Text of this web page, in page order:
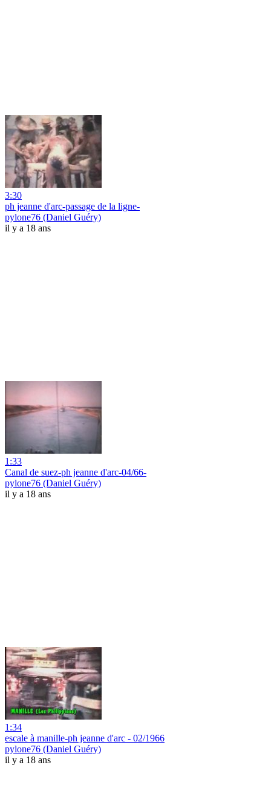
3:30
ph jeanne d'arc-passage de la ligne-
pylone76 (Daniel Guéry)
il y a 18 ans
1:33
Canal de suez-ph jeanne d'arc-04/66-
pylone76 (Daniel Guéry)
il y a 18 ans
1:34
escale à manille-ph jeanne d'arc - 02/1966
pylone76 (Daniel Guéry)
il y a 18 ans